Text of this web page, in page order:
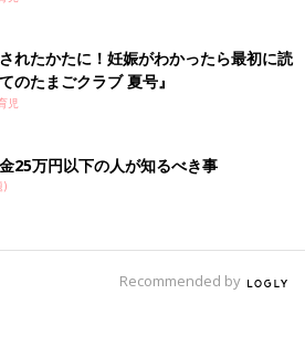
れたかたに！妊娠がわかったら最初に読
のたまごクラブ 夏号』
児
25万円以下の人が知るべき事
)
Recommended by